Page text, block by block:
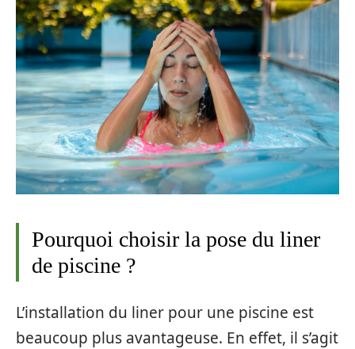
Pourquoi choisir la pose du liner
de piscine ?
L’installation du liner pour une piscine est
beaucoup plus avantageuse. En effet, il s’agit